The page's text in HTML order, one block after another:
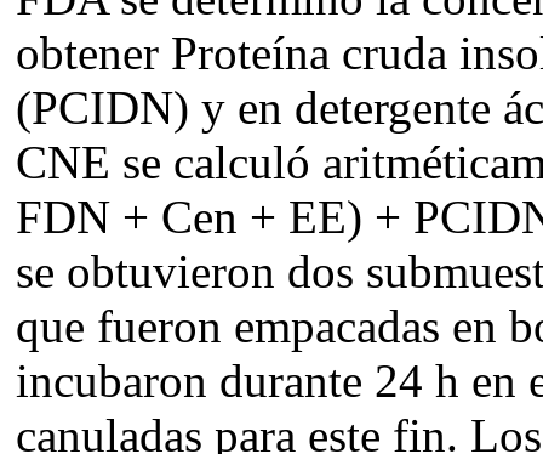
obtener Proteína cruda
(PCIDN) y en detergente
CNE se calculó
FDN + Cen + EE) +
se obtuvieron dos
que fueron empacadas en
incubaron durante 24 h en
canuladas para este fin.